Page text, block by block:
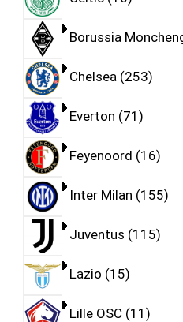
Borussia
Chelsea 253
Everton 71
Feyenoord 16
Inter Milan 155
Juventus 115
Lazio 15
Lille OSC 11